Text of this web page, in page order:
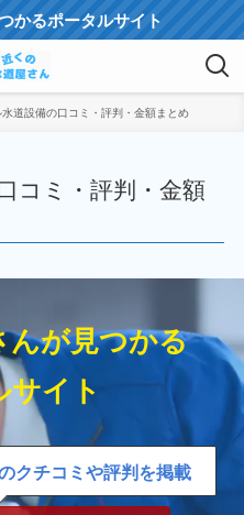
かるポータルサイト
道設備の口コミ・評判・金額まとめ
コミ・評判・金額
んが見つかる
イト
クチコミや評判を掲載